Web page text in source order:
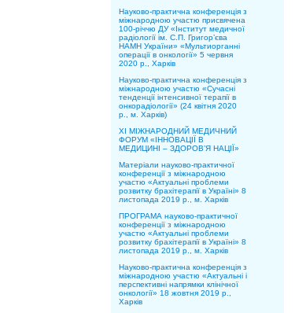
Науково-практична конференція з
міжнародною участю присвячена
100-річчю ДУ «Інститут медичної
радіології ім. С.П. Григор’єва
НАМН України» «Мультиорганні
операції в онкології» 5 червня
2020 р., Харків
Науково-практична конференція з
міжнародною участю «Сучасні
тенденції інтенсивної терапії в
онкорадіології» (24 квітня 2020
р., м. Харків)
XІ МІЖНАРОДНИЙ МЕДИЧНИЙ
ФОРУМ «ІННОВАЦІЇ В
МЕДИЦИНІ – ЗДОРОВ’Я НАЦІЇ»
Матеріали науково-практичної
конференції з міжнародною
участю «Актуальні проблеми
розвитку брахітерапії в Україні» 8
листопада 2019 р., м. Харків
ПРОГРАМА науково-практичної
конференції з міжнародною
участю «Актуальні проблеми
розвитку брахітерапії в Україні» 8
листопада 2019 р., м. Харків
Науково-практична конференція з
міжнародною участю «Актуальні і
перспективні напрямки клінічної
онкології» 18 жовтня 2019 р.,
Харків